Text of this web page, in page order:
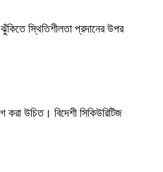
স্থিতিশীলতা প্রদানের উপর
উচিত। বিদেশী সিকিউরিটিজ